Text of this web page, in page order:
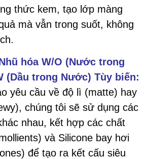
thức kem, tạo lớp màng
mà vẫn trong suốt, không
hóa W/O (Nước trong
(Dầu trong Nước) Tùy biến:
yêu cầu về độ lì (matte) hay
chúng tôi sẽ sử dụng các
nhau, kết hợp các chất
và Silicone bay hơi
để tạo ra kết cấu siêu